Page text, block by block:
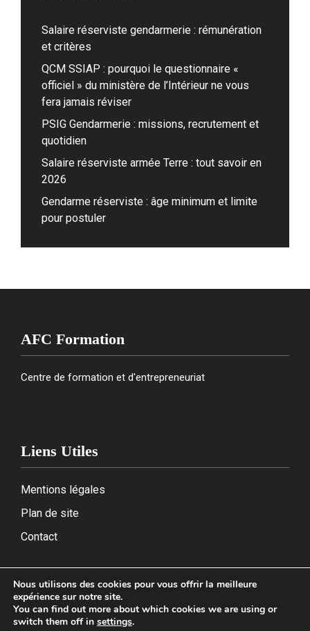
Salaire réserviste gendarmerie : rémunération
et critères
QCM SSIAP : pourquoi le questionnaire «
officiel » du ministère de l’Intérieur ne vous
fera jamais réviser
PSIG Gendarmerie : missions, recrutement et
quotidien
Salaire réserviste armée Terre : tout savoir en
2026
Gendarme réserviste : âge minimum et limite
pour postuler
AFC Formation
Centre de formation et d'entrepreneuriat
Liens Utiles
Mentions légales
Plan de site
Contact
2026
Nous utilisons des cookies pour vous offrir la meilleure
expérience sur notre site.
You can find out more about which cookies we are using or
switch them off in settings.